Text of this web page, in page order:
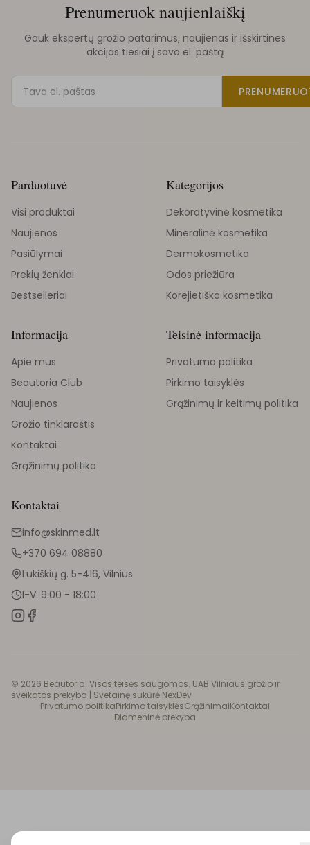
Prenumeruok naujienlaiškį
Gauk ekspertų grožio patarimus, naujienas ir išskirtines
akcijas tiesiai į savo el. paštą
Parduotuvė
Visi produktai
Naujienos
Pasiūlymai
Prekių ženklai
Bestselleriai
Kategorijos
Dekoratyvinė kosmetika
Mineralinė kosmetika
Dermokosmetika
Odos priežiūra
Korejietiška kosmetika
Informacija
Apie mus
Beautoria Club
Naujienos
Grožio tinklaraštis
Kontaktai
Grąžinimų politika
Teisinė informacija
Privatumo politika
Pirkimo taisyklės
Grąžinimų ir keitimų politika
Kontaktai
info@skinmed.lt
+370 694 08880
Lukiškių g. 5-416, Vilnius
I-V: 9:00 - 18:00
© 2026 Beautoria. Visos teisės saugomos. UAB Vilniaus grožio ir
sveikatos prekyba | Svetainę sukūrė NexDev
Privatumo politikaPirkimo taisyklėsGrąžinimaiKontaktai
Didmeninė prekyba